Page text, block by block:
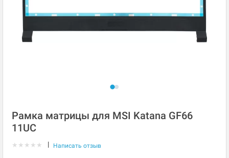
Рамка матрицы для MSI Katana GF66
11UC
★ ★ ★ ★ ★ | Написать отзыв